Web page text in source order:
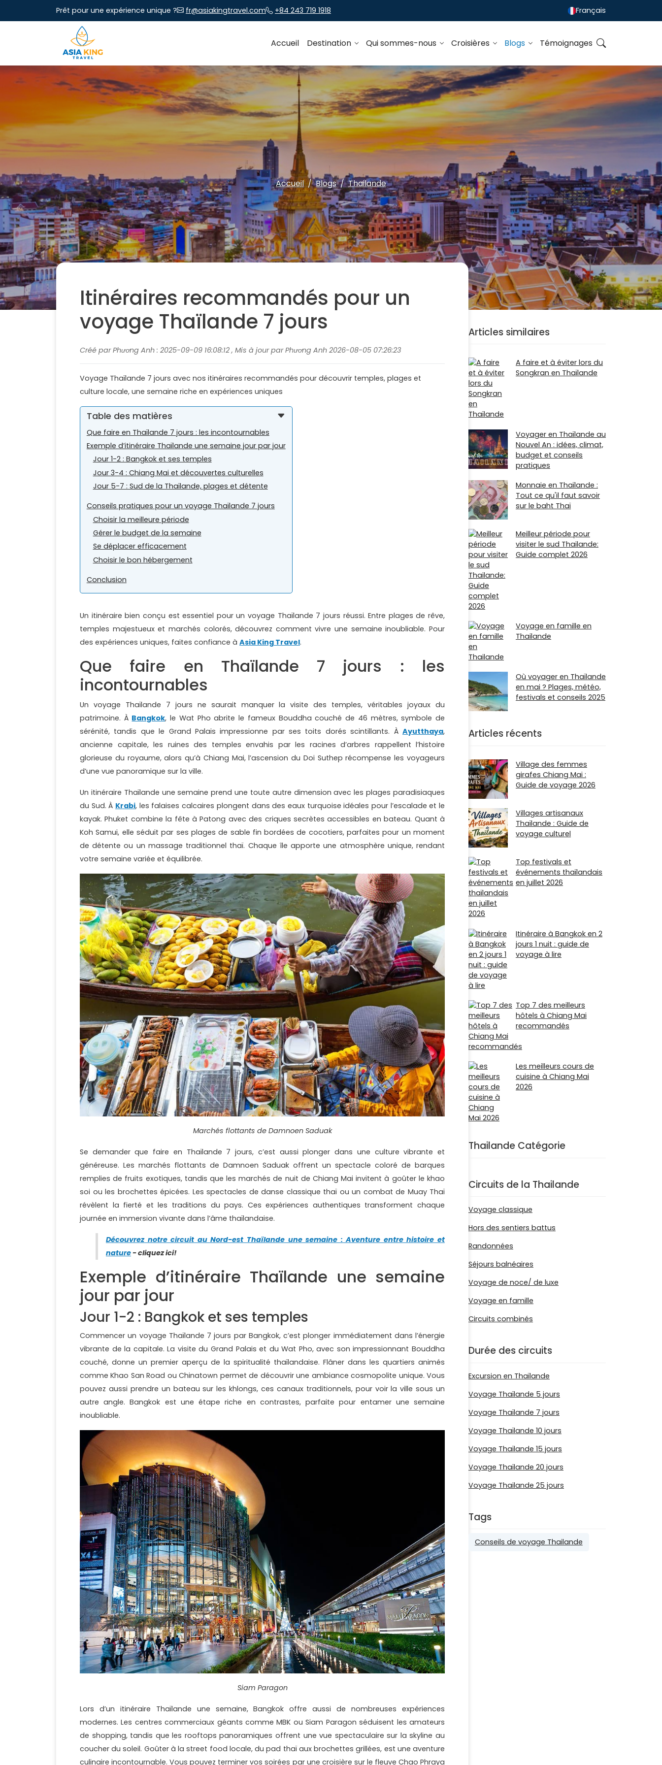
Prêt pour une expérience unique ? fr@asiakingtravel.com +84 243 719 1918 Français
Accueil Destination Qui sommes-nous Croisières Blogs Témoignages
Accueil Blogs Thailande
Itinéraires recommandés pour un
voyage Thaïlande 7 jours
Créé par Phương Anh : 2025-09-09 16:08:12 , Mis à jour par Phương Anh 2026-08-05 07:26:23
Voyage Thaïlande 7 jours avec nos itinéraires recommandés pour découvrir temples, plages et
culture locale, une semaine riche en expériences uniques
Table des matières
Que faire en Thaïlande 7 jours : les incontournables
Exemple d’itinéraire Thaïlande une semaine jour par jour
Jour 1-2 : Bangkok et ses temples
Jour 3-4 : Chiang Mai et découvertes culturelles
Jour 5-7 : Sud de la Thaïlande, plages et détente
Conseils pratiques pour un voyage Thaïlande 7 jours
Choisir la meilleure période
Gérer le budget de la semaine
Se déplacer efficacement
Choisir le bon hébergement
Conclusion
Un itinéraire bien conçu est essentiel pour un voyage Thaïlande 7 jours réussi. Entre plages de rêve,
temples majestueux et marchés colorés, découvrez comment vivre une semaine inoubliable. Pour
des expériences uniques, faites confiance à Asia King Travel.
Que faire en Thaïlande 7 jours : les
incontournables
Un voyage Thaïlande 7 jours ne saurait manquer la visite des temples, véritables joyaux du
patrimoine. À Bangkok, le Wat Pho abrite le fameux Bouddha couché de 46 mètres, symbole de
sérénité, tandis que le Grand Palais impressionne par ses toits dorés scintillants. À Ayutthaya,
ancienne capitale, les ruines des temples envahis par les racines d’arbres rappellent l’histoire
glorieuse du royaume, alors qu’à Chiang Mai, l’ascension du Doi Suthep récompense les voyageurs
d’une vue panoramique sur la ville.
Un itinéraire Thaïlande une semaine prend une toute autre dimension avec les plages paradisiaques
du Sud. À Krabi, les falaises calcaires plongent dans des eaux turquoise idéales pour l’escalade et le
kayak. Phuket combine la fête à Patong avec des criques secrètes accessibles en bateau. Quant à
Koh Samui, elle séduit par ses plages de sable fin bordées de cocotiers, parfaites pour un moment
de détente ou un massage traditionnel thaï. Chaque île apporte une atmosphère unique, rendant
votre semaine variée et équilibrée.
Marchés flottants de Damnoen Saduak
Se demander que faire en Thaïlande 7 jours, c’est aussi plonger dans une culture vibrante et
généreuse. Les marchés flottants de Damnoen Saduak offrent un spectacle coloré de barques
remplies de fruits exotiques, tandis que les marchés de nuit de Chiang Mai invitent à goûter le khao
soi ou les brochettes épicées. Les spectacles de danse classique thaï ou un combat de Muay Thaï
révèlent la fierté et les traditions du pays. Ces expériences authentiques transforment chaque
journée en immersion vivante dans l’âme thaïlandaise.
Découvrez notre circuit au Nord-est Thaïlande une semaine : Aventure entre histoire et
nature- cliquez ici!
Exemple d’itinéraire Thaïlande une semaine
jour par jour
Jour 1-2 : Bangkok et ses temples
Commencer un voyage Thaïlande 7 jours par Bangkok, c’est plonger immédiatement dans l’énergie
vibrante de la capitale. La visite du Grand Palais et du Wat Pho, avec son impressionnant Bouddha
couché, donne un premier aperçu de la spiritualité thaïlandaise. Flâner dans les quartiers animés
comme Khao San Road ou Chinatown permet de découvrir une ambiance cosmopolite unique. Vous
pouvez aussi prendre un bateau sur les khlongs, ces canaux traditionnels, pour voir la ville sous un
autre angle. Bangkok est une étape riche en contrastes, parfaite pour entamer une semaine
inoubliable.
Siam Paragon
Lors d’un itinéraire Thaïlande une semaine, Bangkok offre aussi de nombreuses expériences
modernes. Les centres commerciaux géants comme MBK ou Siam Paragon séduisent les amateurs
de shopping, tandis que les rooftops panoramiques offrent une vue spectaculaire sur la skyline au
coucher du soleil. Goûter à la street food locale, du pad thaï aux brochettes grillées, est une aventure
culinaire incontournable. Vous pouvez terminer vos soirées par une croisière sur le fleuve Chao Phraya
Articles similaires
A faire et à éviter lors du
Songkran en Thaïlande
Voyager en Thaïlande au
Nouvel An : idées, climat,
budget et conseils
pratiques
Monnaie en Thaïlande :
Tout ce qu'il faut savoir
sur le baht Thaï
Meilleur période pour
visiter le sud Thailande:
Guide complet 2026
Voyage en famille en
Thailande
Où voyager en Thaïlande
en mai ? Plages, météo,
festivals et conseils 2025
Articles récents
Village des femmes
girafes Chiang Mai :
Guide de voyage 2026
Villages artisanaux
Thaïlande : Guide de
voyage culturel
Top festivals et
événements thaïlandais
en juillet 2026
Itinéraire à Bangkok en 2
jours 1 nuit : guide de
voyage à lire
Top 7 des meilleurs
hôtels à Chiang Mai
recommandés
Les meilleurs cours de
cuisine à Chiang Mai
2026
Thailande Catégorie
Circuits de la Thailande
Voyage classique
Hors des sentiers battus
Randonnées
Séjours balnéaires
Voyage de noce/ de luxe
Voyage en famille
Circuits combinés
Durée des circuits
Excursion en Thaïlande
Voyage Thaïlande 5 jours
Voyage Thaïlande 7 jours
Voyage Thaïlande 10 jours
Voyage Thaïlande 15 jours
Voyage Thaïlande 20 jours
Voyage Thailande 25 jours
Tags
Conseils de voyage Thailande